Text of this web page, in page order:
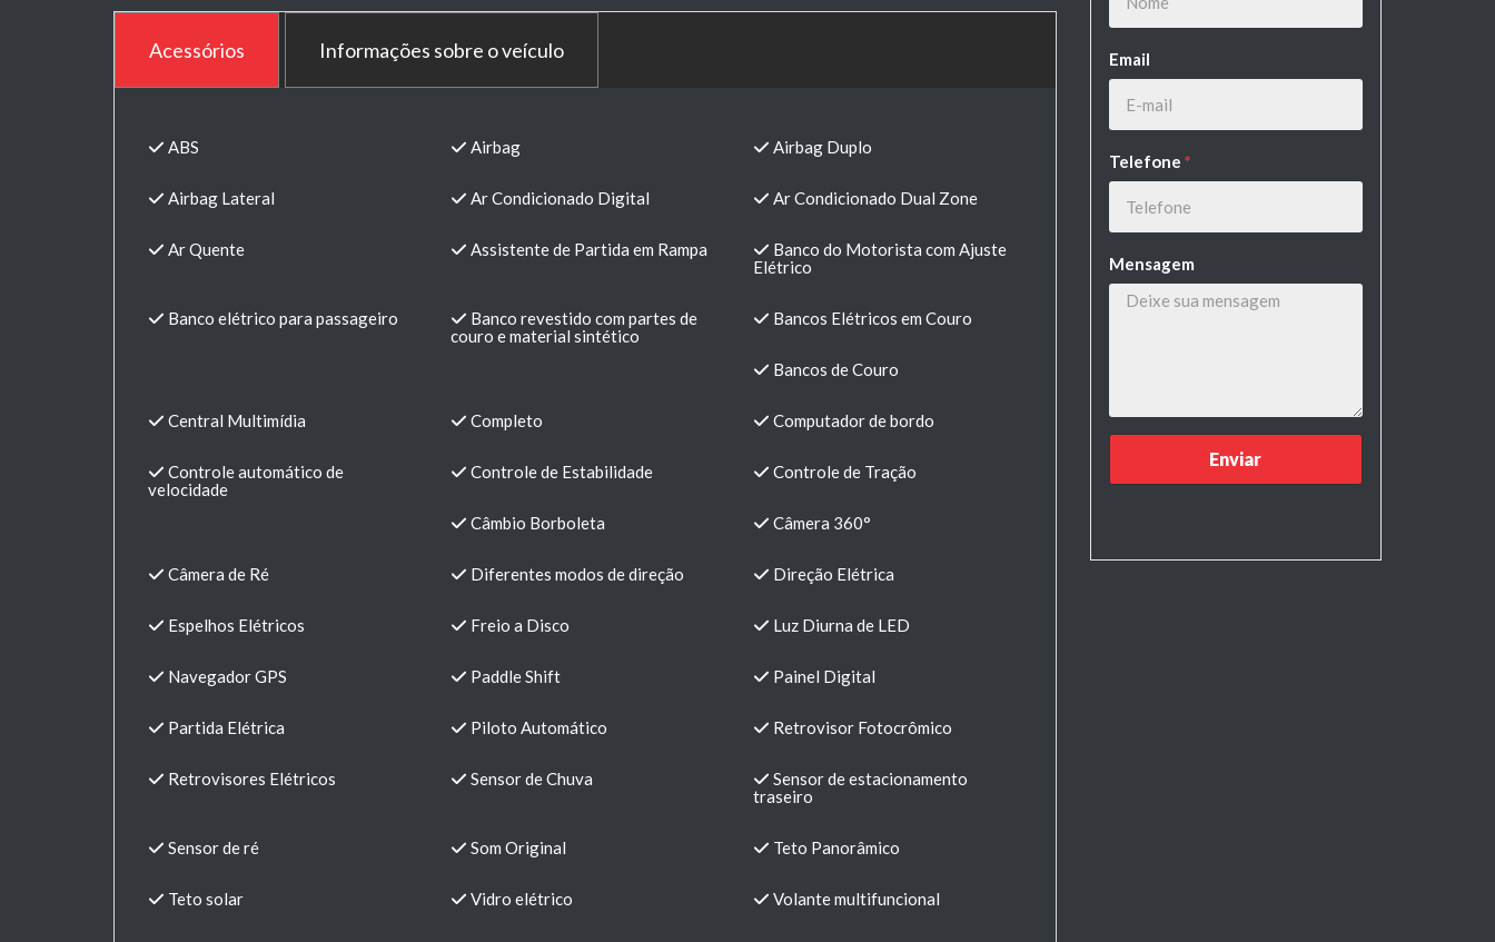
Acessórios Informações sobre o veículo
ABS Airbag Airbag Duplo
Airbag Lateral Ar Condicionado Digital Ar Condicionado Dual Zone
Ar Quente Assistente de Partida em Rampa
Banco do Motorista com Ajuste
Elétrico
Banco elétrico para passageiro
Banco revestido com partes de
couro e material sintético
Bancos Elétricos em Couro
Bancos de Couro
Central Multimídia Completo Computador de bordo
Controle automático de
velocidade
Controle de Estabilidade Controle de Tração
Câmbio Borboleta Câmera 360°
Câmera de Ré Diferentes modos de direção Direção Elétrica
Espelhos Elétricos Freio a Disco Luz Diurna de LED
Navegador GPS Paddle Shift Painel Digital
Partida Elétrica Piloto Automático Retrovisor Fotocrômico
Retrovisores Elétricos Sensor de Chuva
Sensor de estacionamento
traseiro
Sensor de ré Som Original Teto Panorâmico
Teto solar Vidro elétrico Volante multifuncional
Email
Telefone *
Mensagem